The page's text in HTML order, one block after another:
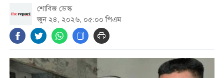
শোবিজ ডেস্ক
জুন ২৪, ২০২৬, ০৫:০০ পিএম